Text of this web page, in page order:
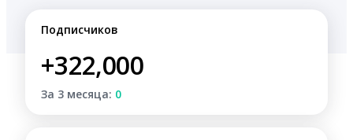
Подписчиков
+322,000
За 3 месяца: 0